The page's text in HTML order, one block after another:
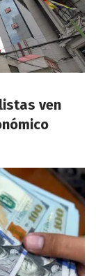
ven